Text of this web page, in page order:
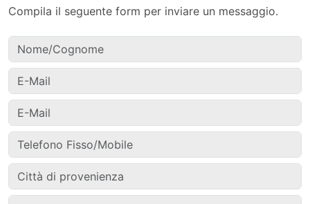
Compila il seguente form per inviare un messaggio.